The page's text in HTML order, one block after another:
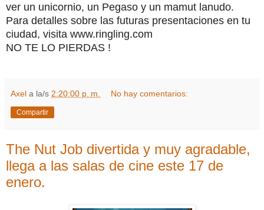
ver un unicornio, un Pegaso y un mamut lanudo.
Para detalles sobre las futuras presentaciones en tu
ciudad, visita www.ringling.com
NO TE LO PIERDAS !
Axel a la/s 2:20:00 p. m. No hay comentarios:
Compartir
The Nut Job divertida y muy agradable,
llega a las salas de cine este 17 de
enero.